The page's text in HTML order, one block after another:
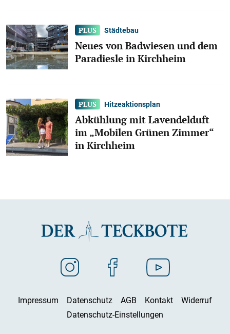
Städtebau
Neues von Badwiesen und dem
Paradiesle in Kirchheim
Hitzeaktionsplan
Abkühlung mit Lavendelduft
im „Mobilen Grünen Zimmer“
in Kirchheim
Impressum Datenschutz AGB Kontakt
Widerruf
Datenschutz-Einstellungen